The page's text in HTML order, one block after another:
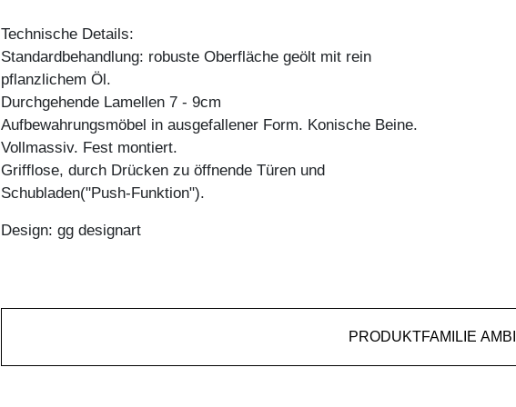
Technische Details:
Standardbehandlung: robuste Oberfläche geölt mit rein
pflanzlichem Öl.
Durchgehende Lamellen 7 - 9cm
Aufbewahrungsmöbel in ausgefallener Form. Konische Beine.
Vollmassiv. Fest montiert.
Grifflose, durch Drücken zu öffnende Türen und
Schubladen("Push-Funktion").
Design: gg designart
PRODUKTFAMILIE